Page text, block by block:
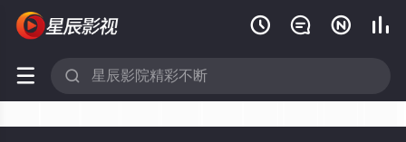
   
 